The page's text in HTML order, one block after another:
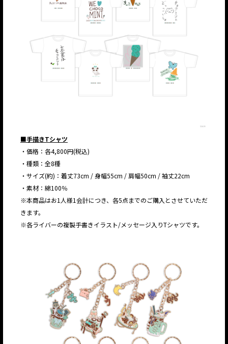
■手描きTシャツ
・価格：各4,800円(税込)
・種類：全8種
・サイズ(約)：着丈73cm / 身幅55cm / 肩幅50cm / 袖丈22cm
・素材：綿100％
※本商品はお1人様1会計につき、各5点までのご購入とさせていただ
きます。
※各ライバーの複製手書きイラスト/メッセージ入りTシャツです。